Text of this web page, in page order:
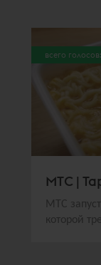
всего голосов:
МТС |
МТС
которой